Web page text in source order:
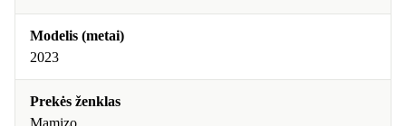
Modelis (metai)
2023
Prekės ženklas
Mamizo